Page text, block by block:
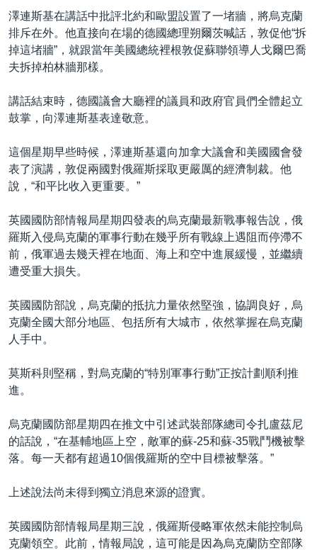
澤連斯基在講話中批評北約和歐盟設置了一堵牆，將烏克蘭
排斥在外。他直接向在場的德國總理朔爾茨喊話，敦促他“拆
掉這堵牆”，就跟當年美國總統裡根敦促蘇聯領導人戈爾巴喬
夫拆掉柏林牆那樣。
講話結束時，德國議會大廳裡的議員和政府官員們全體起立
鼓掌，向澤連斯基表達敬意。
這個星期早些時候，澤連斯基還向加拿大議會和美國國會發
表了演講，敦促兩國對俄羅斯採取更嚴厲的經濟制裁。他
說，“和平比收入更重要。”
英國國防部情報局星期四發表的烏克蘭最新戰事報告說，俄
羅斯入侵烏克蘭的軍事行動在幾乎所有戰線上遇阻而停滯不
前，俄軍過去幾天裡在地面、海上和空中進展緩慢，並繼續
遭受重大損失。
英國國防部說，烏克蘭的抵抗力量依然堅強，協調良好，烏
克蘭全國大部分地區、包括所有大城市，依然掌握在烏克蘭
人手中。
莫斯科則堅稱，對烏克蘭的“特別軍事行動”正按計劃順利推
進。
烏克蘭國防部星期四在推文中引述武裝部隊總司令扎盧茲尼
的話說，“在基輔地區上空，敵軍的蘇-25和蘇-35戰鬥機被擊
落。每一天都有超過10個俄羅斯的空中目標被擊落。”
上述說法尚未得到獨立消息來源的證實。
英國國防部情報局星期三說，俄羅斯侵略軍依然未能控制烏
克蘭領空。此前，情報局說，這可能是因為烏克蘭防空部隊